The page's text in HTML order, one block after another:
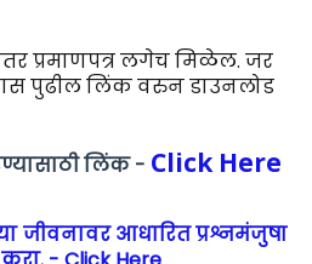
प्रमाणपत्र लगेच मिळेल. जर
पुढील लिंक वरुन डाउनलोड
लिंक - Click Here
जीवनावर आधारित प्रश्नमंजुषा